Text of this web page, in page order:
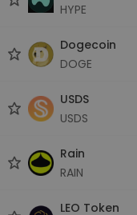
HYPE
Dogecoin
DOGE
USDS
USDS
Rain
RAIN
LEO Token